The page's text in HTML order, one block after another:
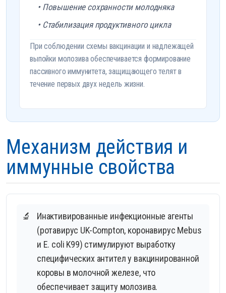
• Повышение сохранности молодняка
• Стабилизация продуктивного цикла
При соблюдении схемы вакцинации и надлежащей
выпойки молозива обеспечивается формирование
пассивного иммунитета, защищающего телят в
течение первых двух недель жизни.
Механизм действия и
иммунные свойства
🔬
Инактивированные инфекционные агенты
(ротавирус UK-Compton, коронавирус Mebus
и E. coli K99) стимулируют выработку
специфических антител у вакцинированной
коровы в молочной железе, что
обеспечивает защиту молозива.